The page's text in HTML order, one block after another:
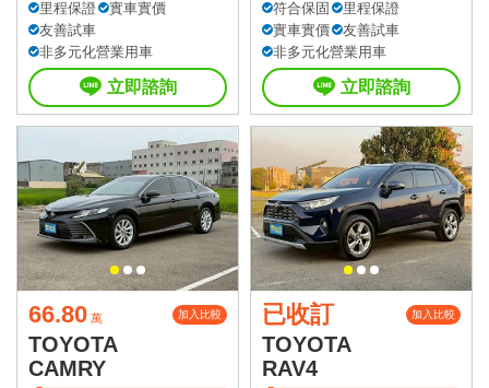
里程保證
實車實價
友善試車
非多元化營業用車
立即諮詢
符合保固
里程保證
實車實價
友善試車
非多元化營業用車
立即諮詢
66.80 萬 加入比較
TOYOTA
CAMRY
已收訂 加入比較
TOYOTA
RAV4